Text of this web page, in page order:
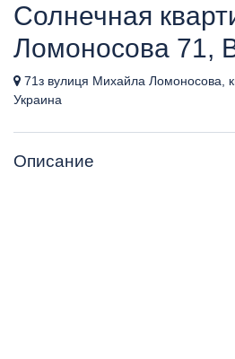
Солнечная
Ломоносова 71,
71з вулиця Михайла Ломоносова,
Украина
Описание